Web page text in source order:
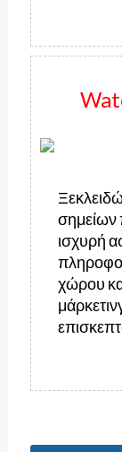
ισχυρή
χώρου